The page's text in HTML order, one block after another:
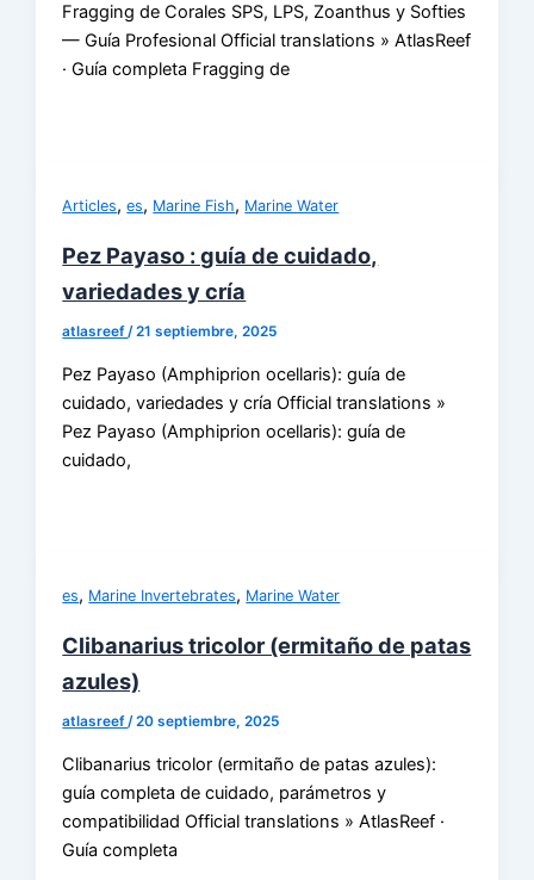
Fragging de Corales SPS, LPS, Zoanthus y Softies
— Guía Profesional Official translations » AtlasReef
· Guía completa Fragging de
Articles,es, Marine Fish, Marine Water
Pez Payaso : guía de cuidado,
variedades y cría
atlasreef/21 septiembre, 2025
Pez Payaso (Amphiprion ocellaris): guía de
cuidado, variedades y cría Official translations »
Pez Payaso (Amphiprion ocellaris): guía de
cuidado,
es, Marine Invertebrates, Marine Water
Clibanarius tricolor (ermitaño de patas
azules)
atlasreef/20 septiembre, 2025
Clibanarius tricolor (ermitaño de patas azules):
guía completa de cuidado, parámetros y
compatibilidad Official translations » AtlasReef ·
Guía completa